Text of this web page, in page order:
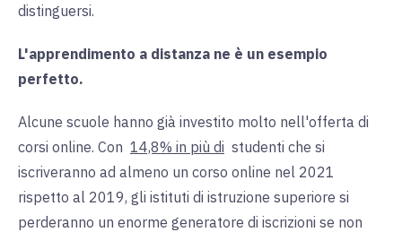
distinguersi.
L'apprendimento a distanza ne è un esempio
perfetto.
Alcune scuole hanno già investito molto nell'offerta di
corsi online. Con 14,8% in più di studenti che si
iscriveranno ad almeno un corso online nel 2021
rispetto al 2019, gli istituti di istruzione superiore si
perderanno un enorme generatore di iscrizioni se non